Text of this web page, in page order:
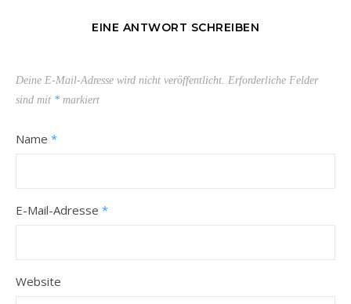
EINE ANTWORT SCHREIBEN
Deine E-Mail-Adresse wird nicht veröffentlicht. Erforderliche Felder
sind mit * markiert
Name *
E-Mail-Adresse *
Website